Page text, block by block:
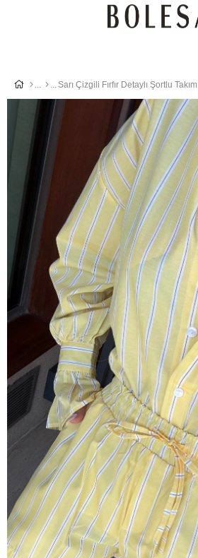
Sarı Çizgili Fırfır Detaylı Şortlu Takım